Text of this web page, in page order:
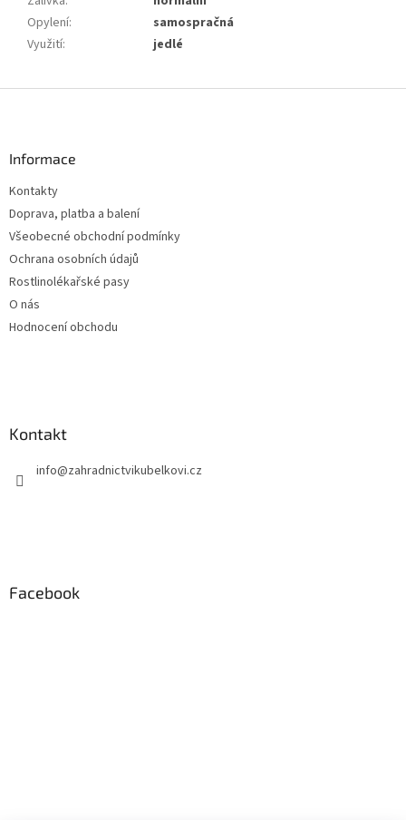
Opylení:
samospračná
Využití: jedlé
Informace
Kontakty
Doprava, platba a balení
Všeobecné obchodní podmínky
Ochrana osobních údajů
Rostlinolékařské pasy
O nás
Hodnocení obchodu
Kontakt
info@zahradnictvikubelkovi.cz
Facebook